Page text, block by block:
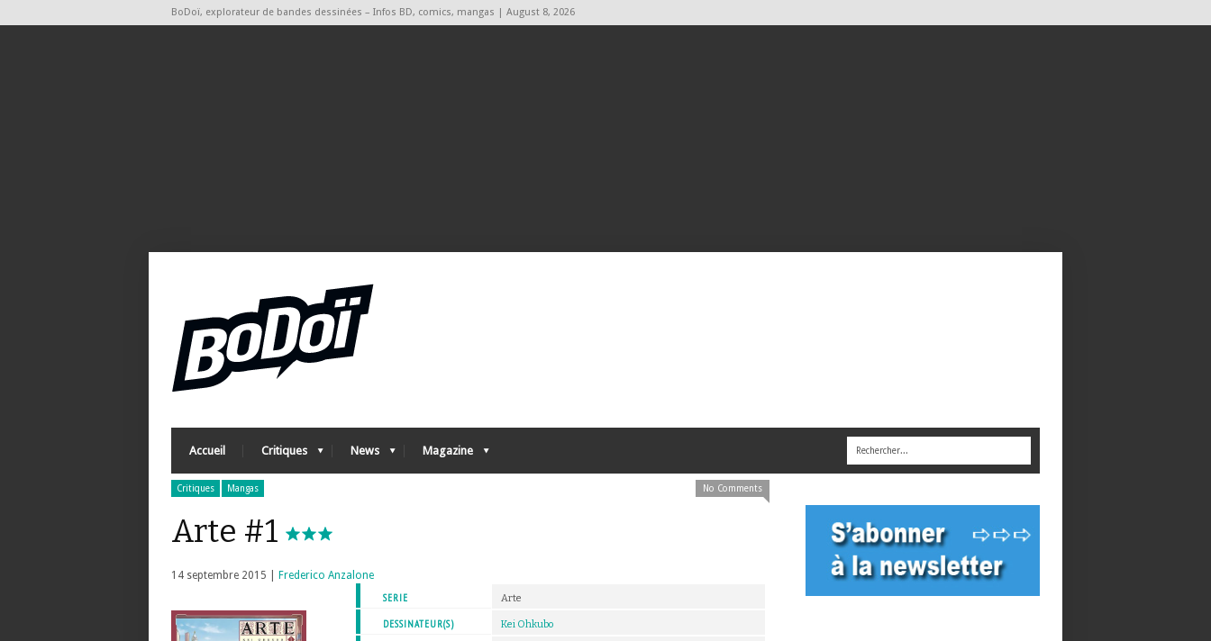
BoDoï, explorateur de bandes dessinées – Infos BD, comics, mangas | August 8, 2026
Accueil Critiques News Magazine
Critiques Mangas No Comments
Arte #1
14 septembre 2015 |
Frederico Anzalone
SERIE
Arte
DESSINATEUR(S) Kei Ohkubo